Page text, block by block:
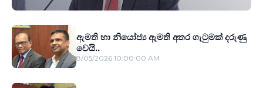
ඇමති හා නියෝජ්‍ය ඇමති අතර ගැටුමක් දරුණු
වෙයි..
8/05/2026 10:00:00 AM